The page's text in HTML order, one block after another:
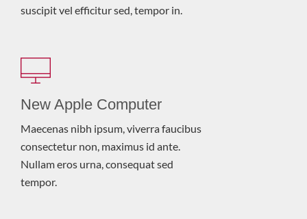
suscipit vel efficitur sed, tempor in.
New Apple Computer
Maecenas nibh ipsum, viverra faucibus
consectetur non, maximus id ante.
Nullam eros urna, consequat sed
tempor.